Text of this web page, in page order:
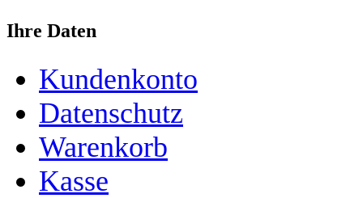
Ihre Daten
Kundenkonto
Datenschutz
Warenkorb
Kasse